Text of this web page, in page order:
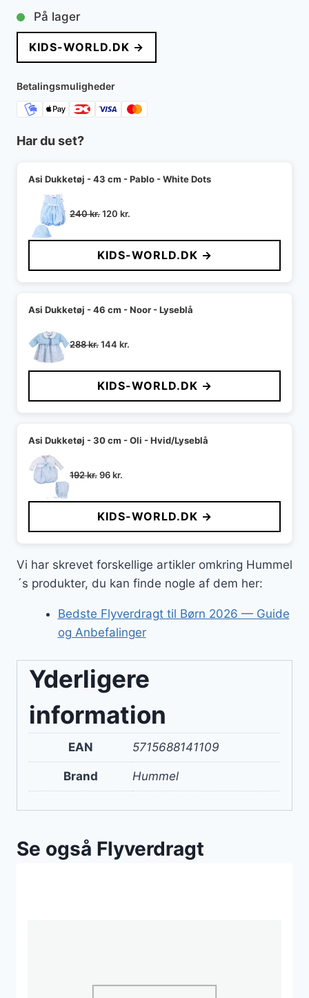
oprindelige
pris
var:
1.000 kr..
pris
er:
På lager
KIDS-WORLD.DK →
Betalingsmuligheder
Har du set?
Asi Dukketøj - 43 cm - Pablo - White Dots
240kr.Den
pris
var:
240 kr..
120 kr.
pris
er:
120 kr..
KIDS-WORLD.DK →
Asi Dukketøj - 46 cm - Noor - Lyseblå
288kr.Den
pris
var:
288 kr..
144 kr.
pris
er:
144 kr..
KIDS-WORLD.DK →
Asi Dukketøj - 30 cm - Oli - Hvid/Lyseblå
192kr.Den
pris
var:
192 kr..
96kr.
pris
er:
96 kr..
KIDS-WORLD.DK →
Vi har skrevet forskellige artikler omkring Hummel
´s produkter, du kan finde nogle af dem her:
Bedste Flyverdragt til Børn 2026 — Guide
og Anbefalinger
Yderligere
information
EAN 5715688141109
Brand Hummel
Se også Flyverdragt